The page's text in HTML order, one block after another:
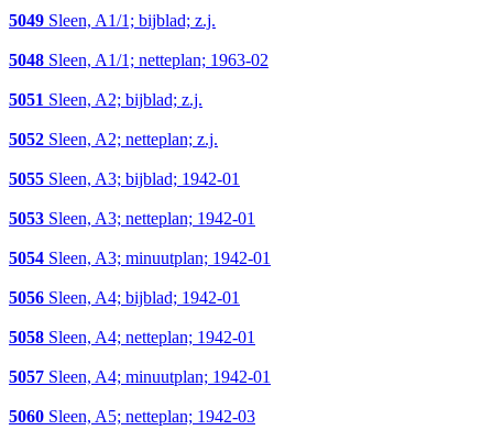
5049 Sleen, A1/1; bijblad; z.j.
5048 Sleen, A1/1; netteplan; 1963-02
5051 Sleen, A2; bijblad; z.j.
5052 Sleen, A2; netteplan; z.j.
5055 Sleen, A3; bijblad; 1942-01
5053 Sleen, A3; netteplan; 1942-01
5054 Sleen, A3; minuutplan; 1942-01
5056 Sleen, A4; bijblad; 1942-01
5058 Sleen, A4; netteplan; 1942-01
5057 Sleen, A4; minuutplan; 1942-01
5060 Sleen, A5; netteplan; 1942-03